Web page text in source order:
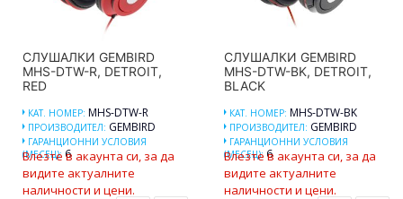
СЛУШАЛКИ GEMBIRD
MHS-DTW-R, DETROIT,
RED
КАТ. НОМЕР: MHS-DTW-R
ПРОИЗВОДИТЕЛ: GEMBIRD
ГАРАНЦИОННИ УСЛОВИЯ
(МЕСЕЦ): 6
Влезте в акаунта си, за да
видите актуалните
наличности и цени.
СЛУШАЛКИ GEMBIRD
MHS-DTW-BK, DETROIT,
BLACK
КАТ. НОМЕР: MHS-DTW-BK
ПРОИЗВОДИТЕЛ: GEMBIRD
ГАРАНЦИОННИ УСЛОВИЯ
(МЕСЕЦ): 6
Влезте в акаунта си, за да
видите актуалните
наличности и цени.